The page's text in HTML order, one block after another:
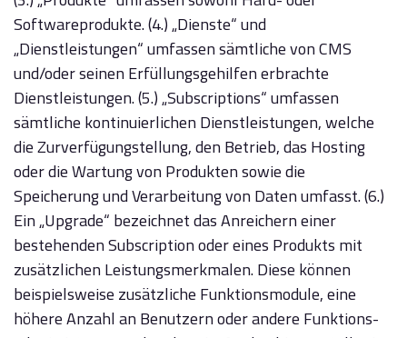
Softwareprodukte. (4.) „Dienste“ und
„Dienstleistungen“ umfassen sämtliche von CMS
und/oder seinen Erfüllungsgehilfen erbrachte
Dienstleistungen. (5.) „Subscriptions“ umfassen
sämtliche kontinuierlichen Dienstleistungen, welche
die Zurverfügungstellung, den Betrieb, das Hosting
oder die Wartung von Produkten sowie die
Speicherung und Verarbeitung von Daten umfasst. (6.)
Ein „Upgrade“ bezeichnet das Anreichern einer
bestehenden Subscription oder eines Produkts mit
zusätzlichen Leistungsmerkmalen. Diese können
beispielsweise zusätzliche Funktionsmodule, eine
höhere Anzahl an Benutzern oder andere Funktions-